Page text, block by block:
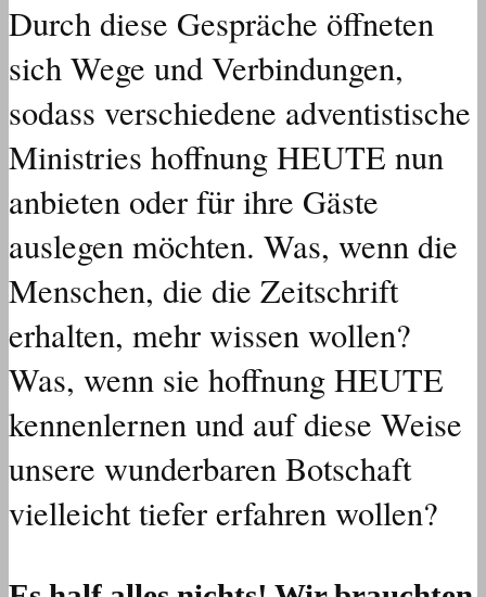
Durch diese Gespräche öffneten
sich Wege und Verbindungen,
sodass verschiedene adventistische
Ministries hoffnung HEUTE nun
anbieten oder für ihre Gäste
auslegen möchten. Was, wenn die
Menschen, die die Zeitschrift
erhalten, mehr wissen wollen?
Was, wenn sie hoffnung HEUTE
kennenlernen und auf diese Weise
unsere wunderbaren Botschaft
vielleicht tiefer erfahren wollen?